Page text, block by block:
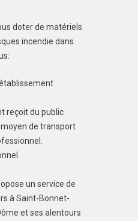
doter de matériels
incendie dans
reçoit du public
de transport
un service de
à Saint-Bonnet-
et ses alentours